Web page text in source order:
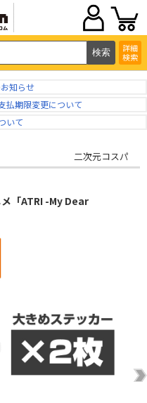
詳細
検索
知らせ
払期限変更について
いて
二次元コスパ
「ATRI -My Dear